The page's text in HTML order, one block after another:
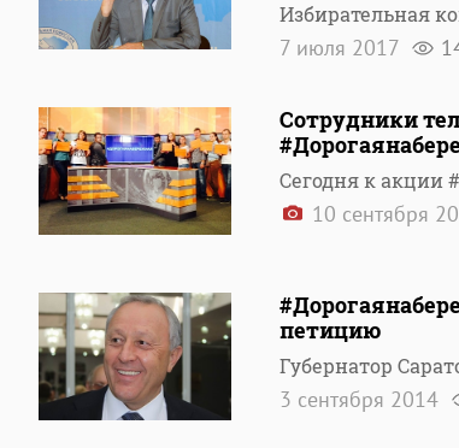
Избирательная
7 июля 2017
Сотрудники
Сегодня к акции
10 сентября
петицию
Губернатор
3 сентября 2014